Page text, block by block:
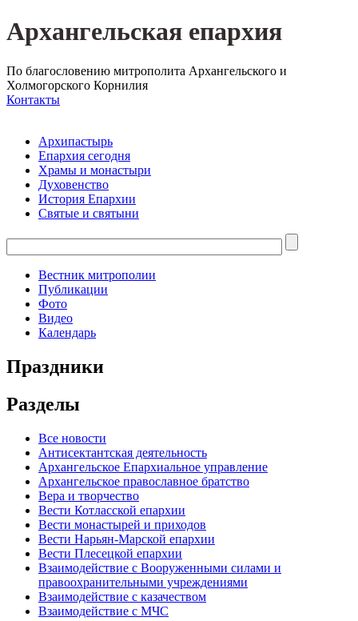
Архангельская епархия
По благословению митрополита Архангельского и
Холмогорского Корнилия
Контакты
Архипастырь
Епархия сегодня
Храмы и монастыри
Духовенство
История Епархии
Святые и святыни
Вестник митрополии
Публикации
Фото
Видео
Календарь
Праздники
Разделы
Все новости
Антисектантская деятельность
Архангельское Епархиальное управление
Архангельское православное братство
Вера и творчество
Вести Котласской епархии
Вести монастырей и приходов
Вести Нарьян-Марской епархии
Вести Плесецкой епархии
Взаимодействие с Вооруженными силами и
правоохранительными учреждениями
Взаимодействие с казачеством
Взаимодействие с МЧС